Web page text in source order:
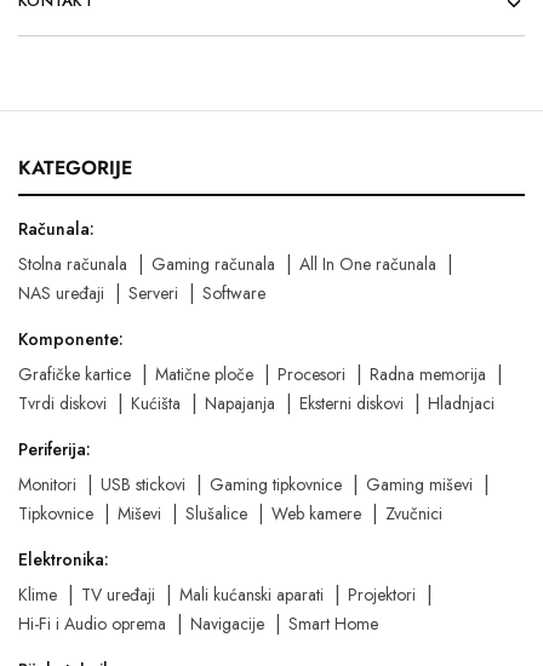
KATEGORIJE
Računala:
Stolna računala
Gaming računala
All In One računala
NAS uređaji
Serveri
Software
Komponente:
Grafičke kartice
Matične ploče Procesori
Radna memorija
Tvrdi diskovi
Kućišta Napajanja Eksterni diskovi
Hladnjaci
Periferija:
Monitori
USB stickovi Gaming tipkovnice
Gaming miševi
Tipkovnice
Miševi Slušalice Web kamere
Zvučnici
Elektronika:
Klime
TV uređaji Mali kućanski aparati
Projektori
Hi-Fi i Audio oprema
Navigacije
Smart Home